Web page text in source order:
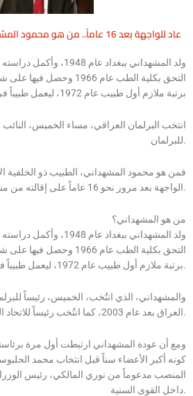
عاد للواجهة بعد 16 عاماً.. من هو محمود المشهداني رئيس برلمان العراق؟
ولد المشهداني ببغداد عام
التحق بكلية الطب عام 1966
برتبة ملازم أول طبيب عام 1972، ليعمل طبيباً في الجيش العراقي
انتخب البرلمان العراقي، مساء الخميس،
للبرلمان.
فمن هو محمود المشهداني، الطبيب ذو الخلفية
الواجهة بعد مرور نحو 16 عاماً على إقالته من منصبه كرئيس لبرلمان العراق.
من هو المشهداني؟
ولد المشهداني ببغداد عام
التحق بكلية الطب عام 1966
برتبة ملازم أول طبيب عام 1972، ليعمل طبيباً في الجيش العراقي.
والمشهداني، الذي انتُخب، الخميس، رئيساً
العراق بعد عام 2003، كما انتُخب رئيساً للاتحاد البرلماني العربي عام 2008.
كونه أكبر الأعضاء سناً قبل انتخاب محمد
المنصب مدعوماً من نوري المالكي، رئيس
داخل القوى السنية.